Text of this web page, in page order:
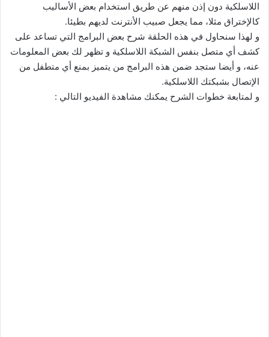
اللاسلكية دون إذن منهم عن طريق استخدام بعض الأساليب
كالإختراق مثلا، مما يجعل صبيب الأنترنت لديهم بطيئا.
و لهذا سنحاول في هذه الحلقة شرح بعض البرامج التي تساعد على
كشف أي متصل بنفس الشبكة اللاسلكية و تظهر لك بعض المعلومات
عنه، و أيضا ستجد ضمن هذه البرامج من يتميز بمنع أي متطفل من
الإتصال بشبكتك اللاسلكية.
و لمتابعة خطوات الشرح يمكنك مشاهدة الفيديو التالي :